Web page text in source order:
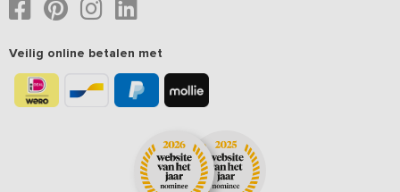
Veilig online betalen met